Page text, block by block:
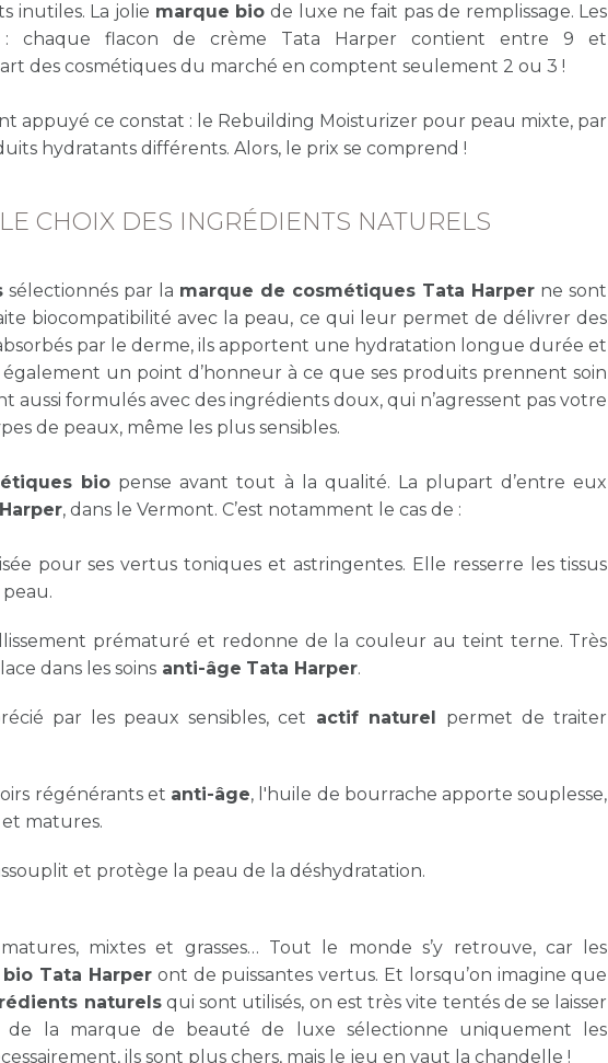
inutiles. La jolie marque bio de luxe ne fait pas de remplissage. Les
: chaque flacon de crème Tata Harper contient entre 9 et
des cosmétiques du marché en comptent seulement 2 ou 3 !
appuyé ce constat : le Rebuilding Moisturizer pour peau mixte, par
hydratants différents. Alors, le prix se comprend !
CHOIX DES INGRÉDIENTS NATURELS
sélectionnés par la marque de cosmétiques Tata Harper ne sont
biocompatibilité avec la peau, ce qui leur permet de délivrer des
par le derme, ils apportent une hydratation longue durée et
un point d’honneur à ce que ses produits prennent soin
aussi formulés avec des ingrédients doux, qui n’agressent pas votre
de peaux, même les plus sensibles.
bio pense avant tout à la qualité. La plupart d’entre eux
, dans le Vermont. C’est notamment le cas de :
pour ses vertus toniques et astringentes. Elle resserre les tissus
prématuré et redonne de la couleur au teint terne. Très
dans les soinsanti-âge Tata Harper.
par les peaux sensibles, cet actif naturel permet de traiter
régénérants et anti-âge, l'huile de bourrache apporte souplesse,
matures.
et protège la peau de la déshydratation.
mixtes et grasses… Tout le monde s’y retrouve, car les
Tata Harperont de puissantes vertus. Et lorsqu’on imagine que
naturelsqui sont utilisés, on est très vite tentés de se laisser
de la marque de beauté de luxe sélectionne uniquement les
ils sont plus chers, mais le jeu en vaut la chandelle !